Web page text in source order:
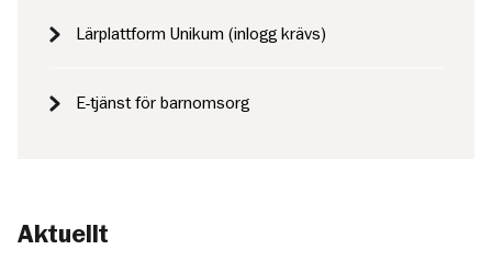
Lärplattform Unikum (inlogg krävs)
E-tjänst för barnomsorg
Aktuellt